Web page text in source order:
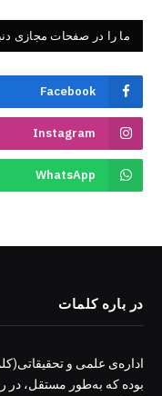
ما را در صفحات مجازی
Facebook
Instagram
WhatsApp
در باره کلمات
اداره‌ی علمی و
بوده که به‌طور مستقل، در